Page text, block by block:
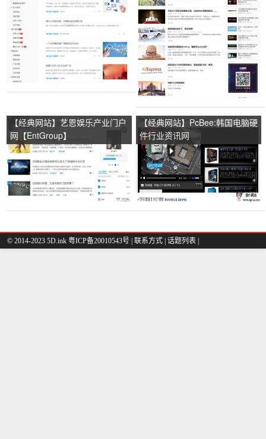
【经典网站】艺恩娱乐产业门户
网【EntGroup】
【经典网站】PcBee:韩国电脑硬
件行业资讯网
© 2014-2023 5D.ink 粤ICP备20010543号 联系方式 话题列表